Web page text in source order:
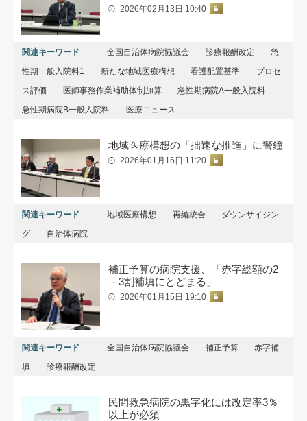
2026年02月13日 10:40
関連キーワード 全国自治体病院協議会 診療報酬改定
急
性期一般入院料1
新たな地域医療構想 看護配置基準
プロセ
ス評価
医師事務作業補助体制加算
急性期病院A一般入院料
急性期病院B一般入院料
医療ニュース
地域医療構想の「拙速な推進」に警鐘
2026年01月16日 11:20
関連キーワード 地域医療構想 再編統合
ダウンサイジン
グ
自治体病院
補正予算の病院支援、「赤字総額の2
－3割補填にとどまる」
2026年01月15日 19:10
関連キーワード 全国自治体病院協議会 補正予算
赤字補
填
診療報酬改定
民間救急病院の黒字化には改定率3％
以上が必須